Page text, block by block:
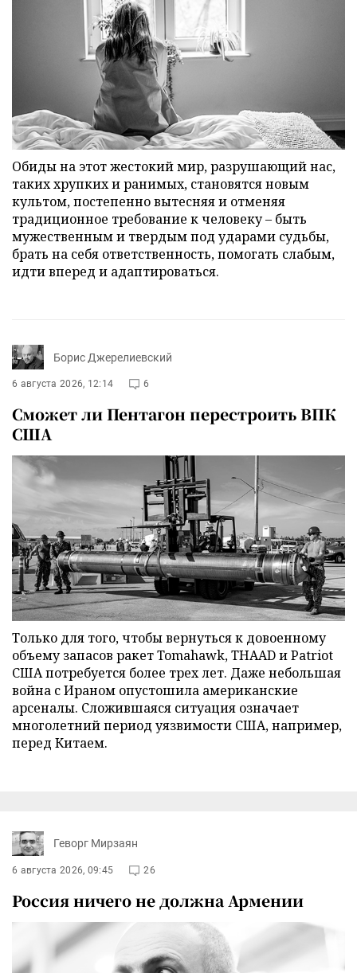
Обиды на этот жестокий мир, разрушающий нас,
таких хрупких и ранимых, становятся новым
культом, постепенно вытесняя и отменяя
традиционное требование к человеку – быть
мужественным и твердым под ударами судьбы,
брать на себя ответственность, помогать слабым,
идти вперед и адаптироваться.
Борис Джерелиевский
6 августа 2026, 12:14 6
Сможет ли Пентагон перестроить ВПК
США
Только для того, чтобы вернуться к довоенному
объему запасов ракет Tomahawk, THAAD и Patriot
США потребуется более трех лет. Даже небольшая
война с Ираном опустошила американские
арсеналы. Сложившаяся ситуация означает
многолетний период уязвимости США, например,
перед Китаем.
Геворг Мирзаян
6 августа 2026, 09:45 26
Россия ничего не должна Армении